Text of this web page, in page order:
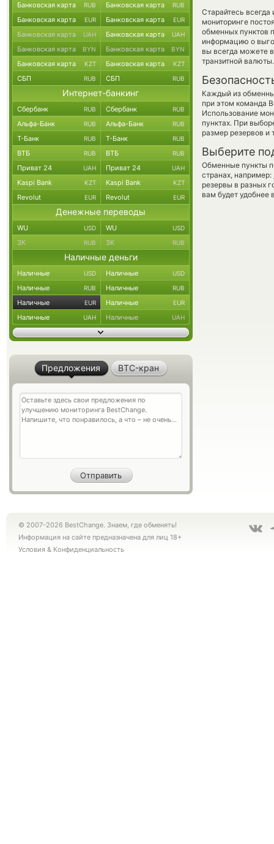
Старайтесь всегда
мониторинге
обменных пунктов
информацию о
вы всегда можете
транзитной валюты.
Каждый из
при этом команда
Использование
пунктах. При
размер резервов и
Выберите
Обменные пункты
странах, например:
резервы в разных
вам будет удобнее
Банковская карта RUB Банковская карта RUB
Банковская карта EUR Банковская карта EUR
Банковская карта UAH Банковская карта UAH
Банковская карта BYN Банковская карта BYN
Банковская карта KZT Банковская карта KZT
СБП RUB СБП RUB
Интернет-банкинг
Сбербанк RUB Сбербанк RUB
Альфа-Банк RUB Альфа-Банк RUB
Т-Банк RUB Т-Банк RUB
ВТБ RUB ВТБ RUB
Приват 24 UAH Приват 24 UAH
Kaspi Bank KZT Kaspi Bank KZT
Revolut EUR Revolut EUR
Денежные переводы
WU USD WU USD
ЗК RUB ЗК RUB
Наличные деньги
Наличные USD Наличные USD
Наличные RUB Наличные RUB
Наличные EUR Наличные EUR
Наличные UAH Наличные UAH
Предложения BTC-кран
© 2007-2026 BestChange. Знаем, где обменять!
Информация на сайте предназначена для лиц 18+
Условия & Конфиденциальность